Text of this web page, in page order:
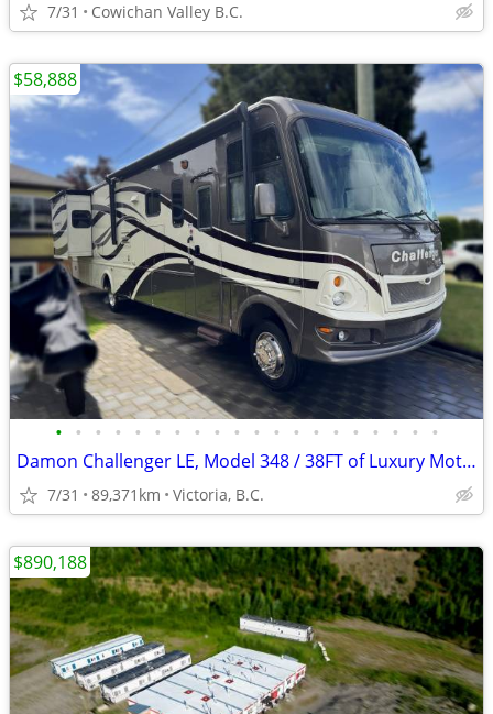
7/31 Cowichan Valley B.C.
• • • • • • • • • • • • • • • • • • • •
Damon Challenger LE, Model 348 / 38FT of Luxury Motor Coach
7/31 89,371km Victoria, B.C.
$58,888
$890,188